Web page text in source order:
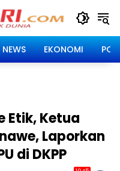
NEWS EKONOMI
Etik, Ketua
Laporkan
di DKPP